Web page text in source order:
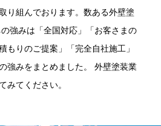
り組んでおります。数ある外壁塗
強みは「全国対応」「お客さまの
もりのご提案」「完全自社施工」
強みをまとめました。 外壁塗装業
みてください。